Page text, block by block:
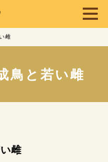
雌
鳥と若い雌
雌